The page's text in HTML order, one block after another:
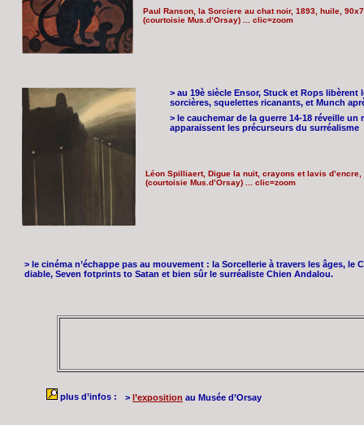
Paul Ranson, la Sorciere au chat noir, 1893, huile,
(courtoisie Mus.d’Orsay) ... clic=zoom
> au 19è siècle Ensor, Stuck et Rops
sorcières, squelettes ricanants, et Munch
> le cauchemar de la guerre 14-18 réveille
apparaissent les précurseurs du surréalisme
Léon Spilliaert, Digue la nuit, crayons et lavis d’encre,
(courtoisie Mus.d’Orsay) ... clic=zoom
> le cinéma n’échappe pas au mouvement : la Sorcellerie à travers les âges, le
diable, Seven fotprints to Satan et bien sûr le surréaliste Chien Andalou.
plus d’infos : > l’exposition au Musée d’Orsay